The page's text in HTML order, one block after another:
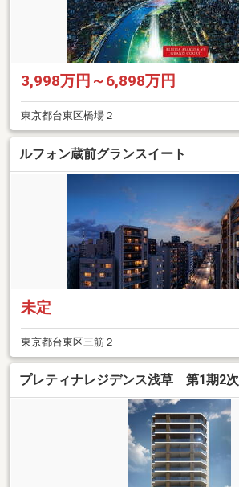
3,998万円～6,898万円
東京都台東区橋場２
ルフォン蔵前グランスイート
未定
東京都台東区三筋２
プレティナレジデンス浅草 第1期2次